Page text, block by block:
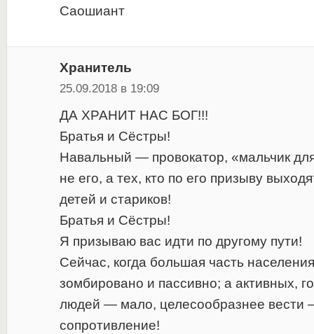
Саошиант
Хранитель
25.09.2018 в 19:09
ДА ХРАНИТ НАС БОГ!!!
Братья и Сёстры!
Навальный — провокатор, «мальчик
не его, а тех, кто по его призыву
детей и стариков!
Братья и Сёстры!
Я призываю вас идти по другому пути!
Сейчас, когда большая часть
зомбировано и пассивно; а активных,
людей — мало, целесообразнее вести
сопротивление!